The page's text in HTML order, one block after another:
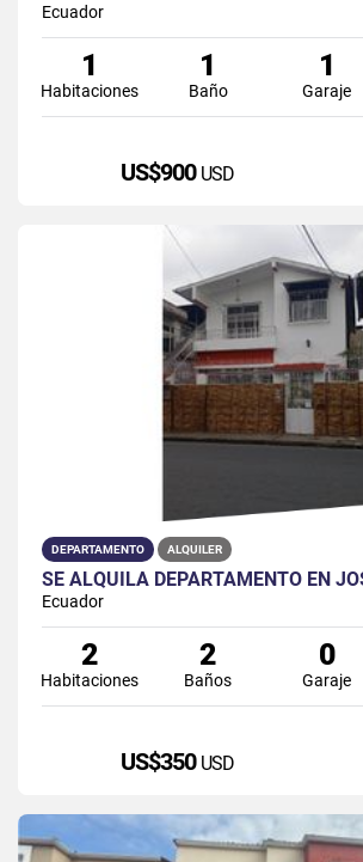
Ecuador
1
Habitaciones
1
Baño
1
Garaje
US$900 USD
DEPARTAMENTO ALQUILER
SE ALQUILA DEPARTAMENTO EN
Ecuador
2
Habitaciones
2
Baños
0
Garaje
US$350 USD